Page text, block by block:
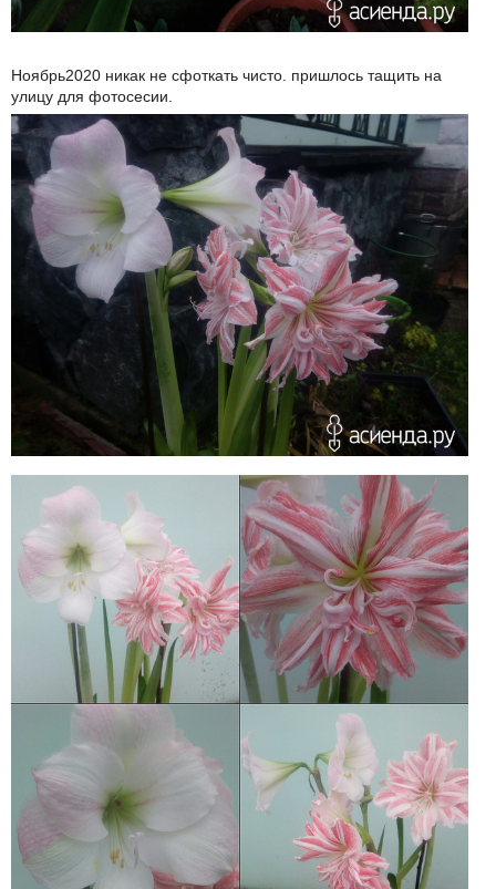
Ноябрь2020 никак не сфоткать чисто. пришлось тащить на
улицу для фотосесии.